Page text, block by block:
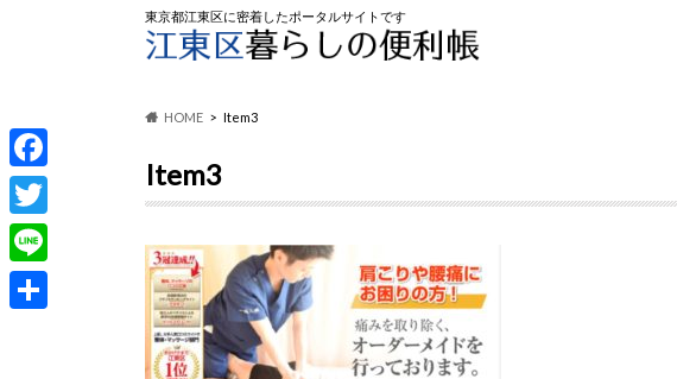
東京都江東区に密着したポータルサイトです
HOME Item3
Item3
F
a
c
e
T
w
i
L